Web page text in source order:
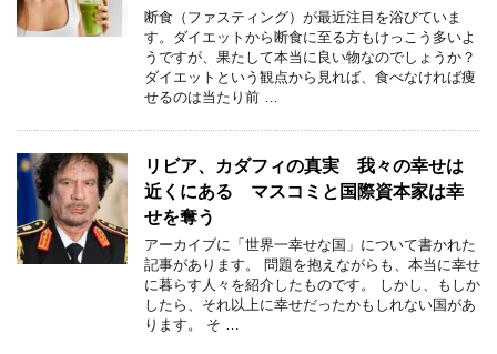
断食（ファスティング）が最近注目を浴びていま
す。ダイエットから断食に至る方もけっこう多いよ
うですが、果たして本当に良い物なのでしょうか？
ダイエットという観点から見れば、食べなければ痩
せるのは当たり前 …
リビア、カダフィの真実 我々の幸せは
近くにある マスコミと国際資本家は幸
せを奪う
アーカイブに「世界一幸せな国」について書かれた
記事があります。 問題を抱えながらも、本当に幸せ
に暮らす人々を紹介したものです。 しかし、もしか
したら、それ以上に幸せだったかもしれない国があ
ります。 そ …